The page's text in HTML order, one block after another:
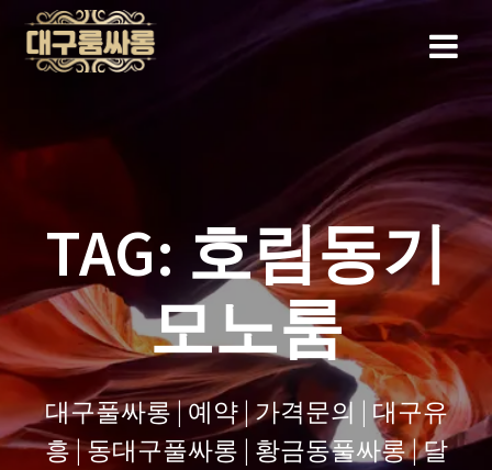
TAG: 호림동기
모노룸
대구풀싸롱 | 예약 | 가격문의 | 대구유
흥 | 동대구풀싸롱 | 황금동풀싸롱 | 달